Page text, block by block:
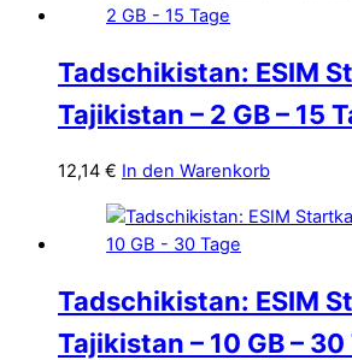
Tadschikistan: ESIM
Tajikistan – 2 GB – 15
12,14 € In den Warenkorb
Tadschikistan: ESIM
Tajikistan – 10 GB – 30